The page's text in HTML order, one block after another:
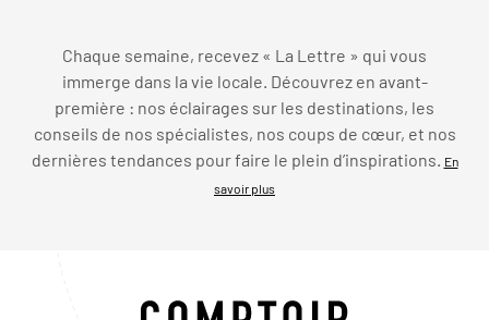
Chaque semaine, recevez « La Lettre » qui vous
immerge dans la vie locale. Découvrez en avant-
première : nos éclairages sur les destinations, les
conseils de nos spécialistes, nos coups de cœur, et nos
dernières tendances pour faire le plein d’inspirations.
En
savoir plus